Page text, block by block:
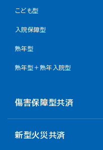
こども型
入院保障型
熟年型
熟年型＋熟年入院型
傷害保障型共済
新型火災共済